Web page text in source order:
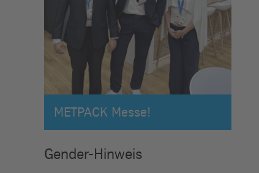
METPACK Messe!
Gender-Hinweis